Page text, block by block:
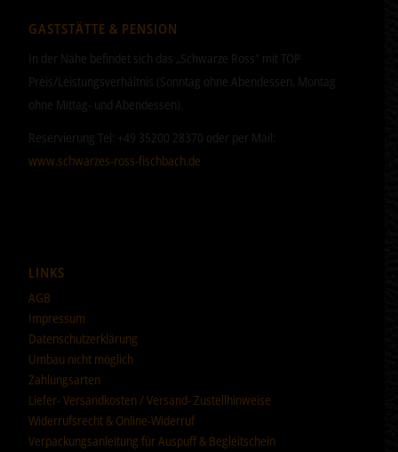
GASTSTÄTTE & PENSION
In der Nähe befindet sich das „Schwarze Ross“ mit TOP
Preis/Leistungsverhältnis (Sonntag ohne Abendessen, Montag
ohne Mittag- und Abendessen).
Reservierung Tel: +49 35200 28370 oder per Mail:
www.schwarzes-ross-fischbach.de
LINKS
AGB
Impressum
Datenschutzerklärung
Umbau nicht möglich
Zahlungsarten
Liefer- Versandkosten / Versand- Zustellhinweise
Widerrufsrecht & Online-Widerruf
Verpackungsanleitung für Auspuff & Begleitschein